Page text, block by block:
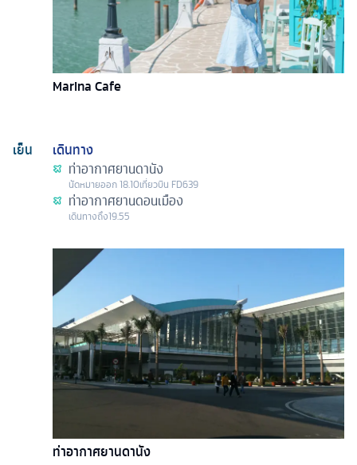
Marina Cafe
เย็น
เดินทาง
ท่าอากาศยานดานัง
นัดหมายออก18.10เที่ยวบิน FD639
ท่าอากาศยานดอนเมือง
เดินทางถึง19.55
ท่าอากาศยานดานัง